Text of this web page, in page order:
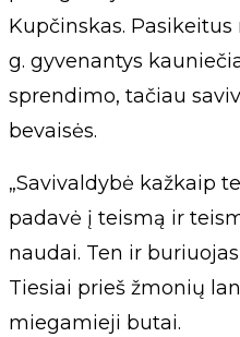
Kupčinskas.
g. gyvenantys
sprendimo, tačiau
bevaisės.
„Savivaldybė kažkaip
padavė į teismą ir
naudai. Ten ir
Tiesiai prieš žmonių
miegamieji butai.